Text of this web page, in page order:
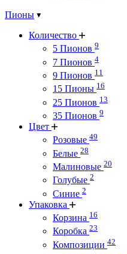
Пионы
Количество
5 Пионов 9
7 Пионов 4
9 Пионов 11
15 Пионы 16
25 Пионов 13
35 Пионов 9
Цвет
Розовые 49
Белые 28
Малиновые 20
Голубые 2
Синие 2
Упаковка
Корзина 16
Коробка 23
Композиции 42